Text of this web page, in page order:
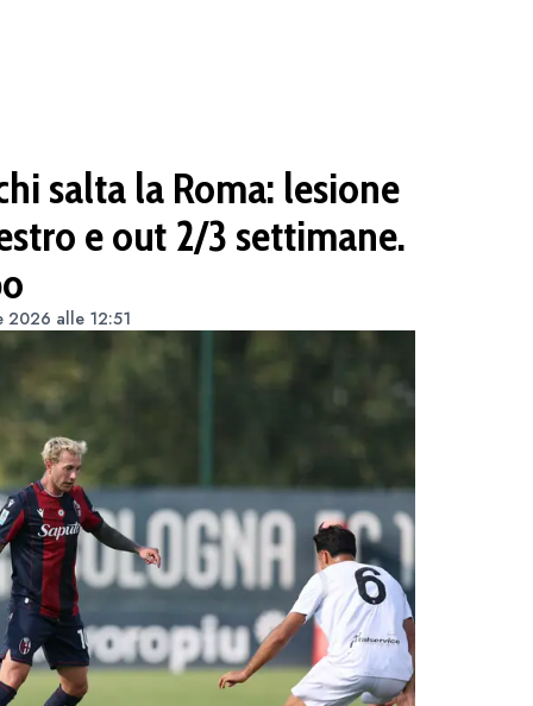
salta la Roma: lesione
e out 2/3 settimane.
2026 alle 12:51